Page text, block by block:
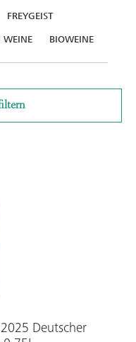
FREYGEIST
WEINE BIOWEINE
Deutscher